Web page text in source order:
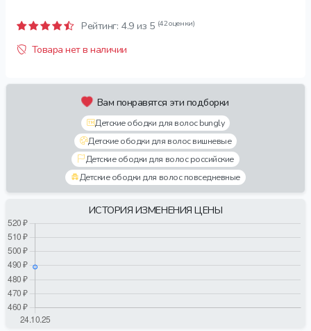
Рейтинг: 4.9 из 5 (42 оценки)
Товара нет в наличии
Вам понравятся эти подборки
Детские ободки для волос bungly
Детские ободки для волос вишневые
Детские ободки для волос российские
Детские ободки для волос повседневные
ИСТОРИЯ ИЗМЕНЕНИЯ ЦЕНЫ